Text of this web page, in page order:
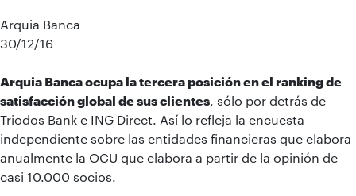
Arquia Banca
30/12/16
Arquia Banca ocupa la tercera posición en el ranking de
satisfacción global de sus clientes, sólo por detrás de
Triodos Bank e ING Direct. Así lo refleja la encuesta
independiente sobre las entidades financieras que elabora
anualmente la OCU que elabora a partir de la opinión de
casi 10.000 socios.